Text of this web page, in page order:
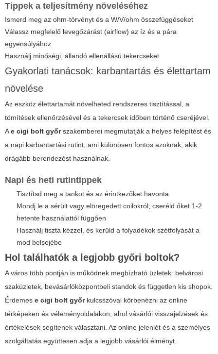
Tippek a teljesítmény növeléséhez
Ismerd meg az ohm-törvényt és a W/V/ohm összefüggéseket
Válassz megfelelő levegőzárást (airflow) az íz és a pára
egyensúlyához
Használj minőségi, állandó ellenállású tekercseket
Gyakorlati tanácsok: karbantartás és élettartam
növelése
Az eszköz élettartamát növelheted rendszeres tisztítással, a
tömítések ellenőrzésével és a tekercsek időben történő cseréjével.
Ae cigi bolt győrszakemberei megmutatják a helyes felépítést és
a napi karbantartási rutint, ami különösen fontos azoknak, akik
drágább berendezést használnak.
Napi és heti rutintippek
Tisztítsd meg a tankot és az érintkezőket havonta
Mondj le a sérült vagy elöregedett coilokról; cseréld őket 1-2
hetente használattól függően
Használj tiszta kézzel, és kerüld a folyadékok szétfolyását a
mod belsejébe
Hol találhatók a legjobb győri boltok?
A város több pontján is működnek megbízható üzletek: belvárosi
szaküzletek, bevásárlóközpontbeli standok és független kis shopok.
Érdemes e cigi bolt győrkulcsszóval körbenézni az online
térképeken és véleményoldalakon, ahol vásárlói visszajelzések és
értékelések segítenek választani. Az online jelenlét és a személyes
szolgáltatás együttesen adja a legjobb vásárlói élményt.